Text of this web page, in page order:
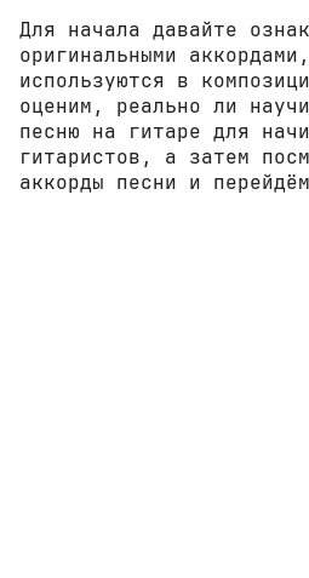
Для начала давайте
оригинальными
используются в
оценим, реально ли
песню на гитаре для
гитаристов, а затем
аккорды песни и